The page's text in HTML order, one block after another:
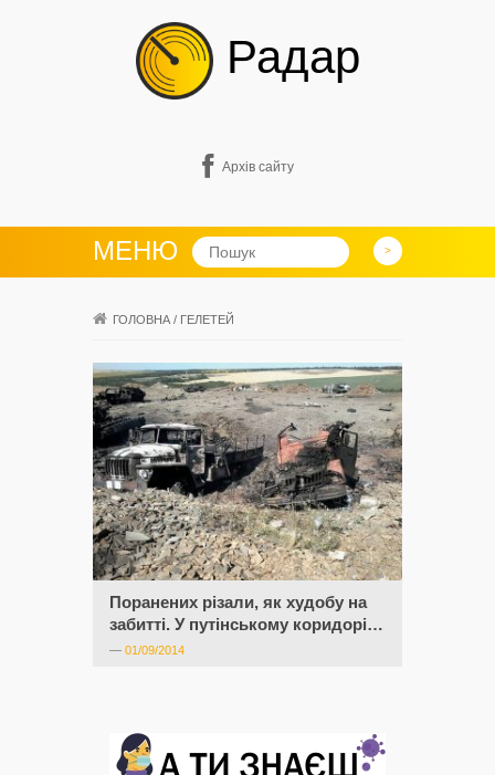
Радар
Архів сайту
МЕНЮ
ГОЛОВНА / ГЕЛЕТЕЙ
Поранених різали, як худобу на
забитті. У путінському коридорі…
— 01/09/2014